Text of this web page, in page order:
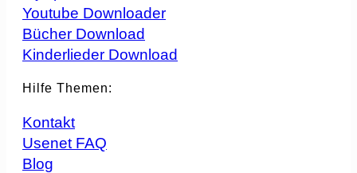
Youtube Downloader
Bücher Download
Kinderlieder Download
Hilfe Themen:
Kontakt
Usenet FAQ
Blog